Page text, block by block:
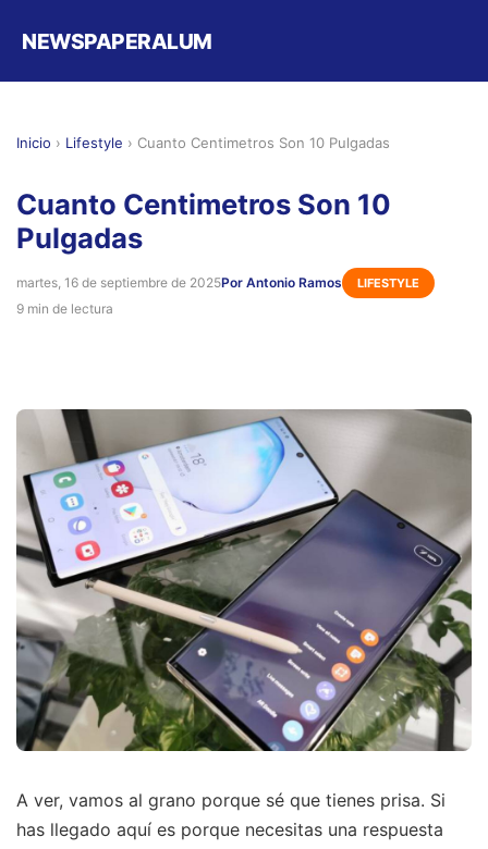
NEWSPAPERALUM
Inicio › Lifestyle › Cuanto Centimetros Son 10 Pulgadas
Cuanto Centimetros Son 10
Pulgadas
martes, 16 de septiembre de 2025Por Antonio Ramos LIFESTYLE
9 min de lectura
A ver, vamos al grano porque sé que tienes prisa. Si
has llegado aquí es porque necesitas una respuesta